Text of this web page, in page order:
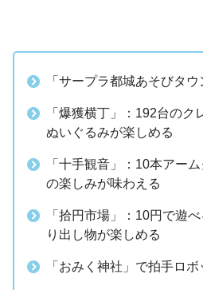
「サープラ都城あそびタ
「爆獲横丁」：192台の
ぬいぐるみが楽しめる
「十手観音」：10本アー
の楽しみが味わえる
「拾円市場」：10円で遊
り出し物が楽しめる
「おみく神社」で拍手ロ